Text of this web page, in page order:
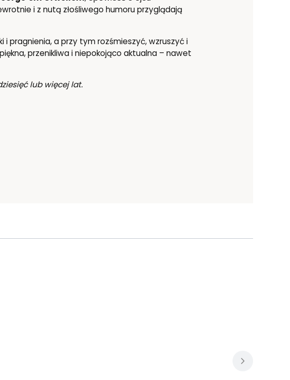
i z nutą złośliwego humoru przyglądają
pragnienia, a przy tym rozśmieszyć, wzruszyć i
przenikliwa i niepokojąco aktualna – nawet
lub więcej lat.